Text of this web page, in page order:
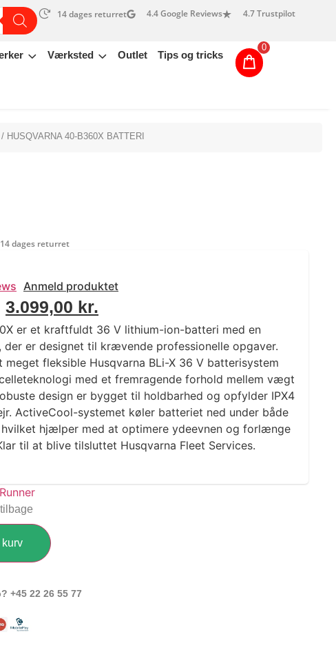
14 dages returret 4.4 Google Reviews 4.7 Trustpilot
Værksted Outlet Tips og tricks
0
/ HUSQVARNA 40-B360X BATTERI
14 dages returret
Anmeld produktet
3.099,00 kr.
er et kraftfuldt 36 V lithium-ion-batteri med en
der er designet til krævende professionelle opgaver.
meget fleksible Husqvarna BLi-X 36 V batterisystem
med et fremragende forhold mellem vægt
design er bygget til holdbarhed og opfylder IPX4
ActiveCool-systemet køler batteriet ned under både
hjælper med at optimere ydeevnen og forlænge
til at blive tilsluttet Husqvarna Fleet Services.
+45 22 26 55 77